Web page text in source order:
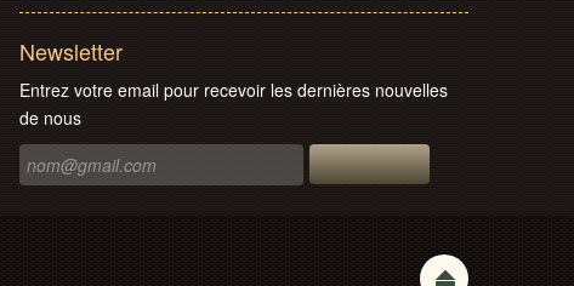
Newsletter
Entrez votre email pour recevoir les dernières nouvelles
de nous